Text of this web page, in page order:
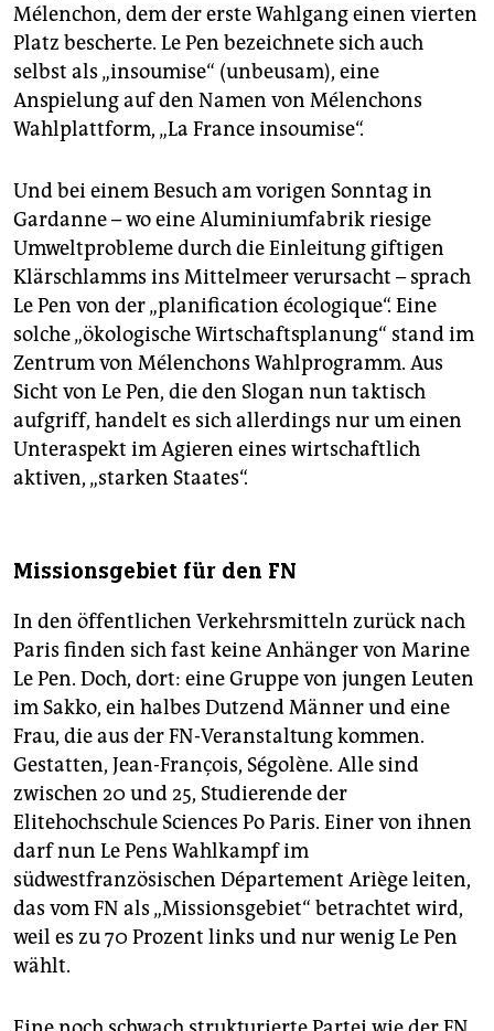
Mélenchon, dem der erste Wahlgang einen vierten
Platz bescherte. Le Pen bezeichnete sich auch
selbst als „insoumise“ (unbeusam), eine
Anspielung auf den Namen von Mélenchons
Wahlplattform, „La France insoumise“.
Und bei einem Besuch am vorigen Sonntag in
Gardanne – wo eine Aluminiumfabrik riesige
Umweltprobleme durch die Einleitung giftigen
Klärschlamms ins Mittelmeer verursacht – sprach
Le Pen von der „planification écologique“. Eine
solche „ökologische Wirtschaftsplanung“ stand im
Zentrum von Mélenchons Wahlprogramm. Aus
Sicht von Le Pen, die den Slogan nun taktisch
aufgriff, handelt es sich allerdings nur um einen
Unteraspekt im Agieren eines wirtschaftlich
aktiven, „starken Staates“.
Missionsgebiet für den FN
In den öffentlichen Verkehrsmitteln zurück nach
Paris finden sich fast keine Anhänger von Marine
Le Pen. Doch, dort: eine Gruppe von jungen Leuten
im Sakko, ein halbes Dutzend Männer und eine
Frau, die aus der FN-Veranstaltung kommen.
Gestatten, Jean-François, Ségolène. Alle sind
zwischen 20 und 25, Studierende der
Elitehochschule Sciences Po Paris. Einer von ihnen
darf nun Le Pens Wahlkampf im
südwestfranzösischen Département Ariège leiten,
das vom FN als „Missionsgebiet“ betrachtet wird,
weil es zu 70 Prozent links und nur wenig Le Pen
wählt.